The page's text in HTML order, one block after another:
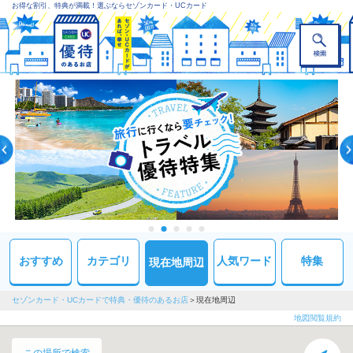
お得な割引、特典が満載！選ぶならセゾンカード・UCカード
おすすめ カテゴリ 現在地周辺 人気ワード 特集
セゾンカード・UCカードで特典・優待のあるお店 現在地周辺
地図閲覧規約